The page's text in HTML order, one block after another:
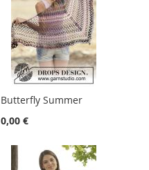
Butterfly Summer
0,00 €